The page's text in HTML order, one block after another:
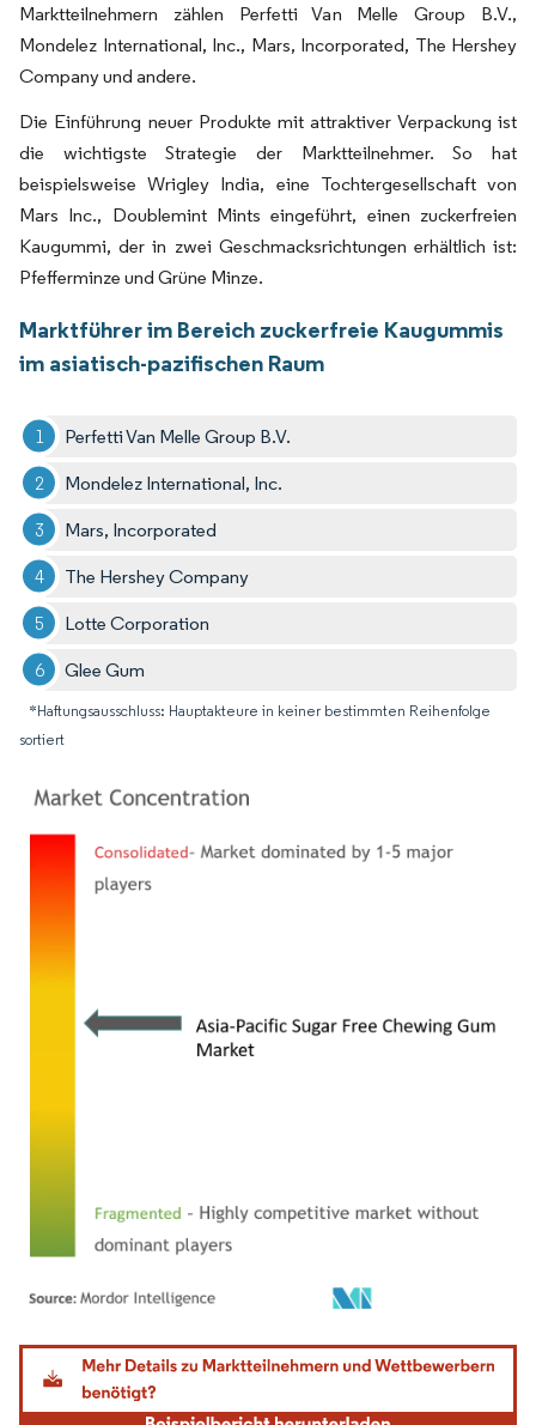
Marktteilnehmern zählen Perfetti Van Melle Group B.V.,
Mondelez International, Inc., Mars, Incorporated, The Hershey
Company und andere.
Die Einführung neuer Produkte mit attraktiver Verpackung ist
die wichtigste Strategie der Marktteilnehmer. So hat
beispielsweise Wrigley India, eine Tochtergesellschaft von
Mars Inc., Doublemint Mints eingeführt, einen zuckerfreien
Kaugummi, der in zwei Geschmacksrichtungen erhältlich ist:
Pfefferminze und Grüne Minze.
Marktführer im Bereich zuckerfreie Kaugummis
im asiatisch-pazifischen Raum
Perfetti Van Melle Group B.V.
Mondelez International, Inc.
Mars, Incorporated
The Hershey Company
Lotte Corporation
Glee Gum
*Haftungsausschluss: Hauptakteure in keiner bestimmten Reihenfolge
sortiert
Bild © Mordor Intelligence. Wiederverwendung erfordert Namensnennung gemäß